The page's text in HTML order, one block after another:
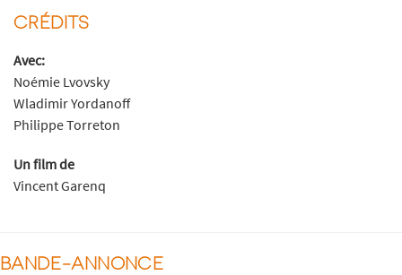
CRÉDITS
Avec:
Noémie Lvovsky
Wladimir Yordanoff
Philippe Torreton
Un film de
Vincent Garenq
BANDE-ANNONCE